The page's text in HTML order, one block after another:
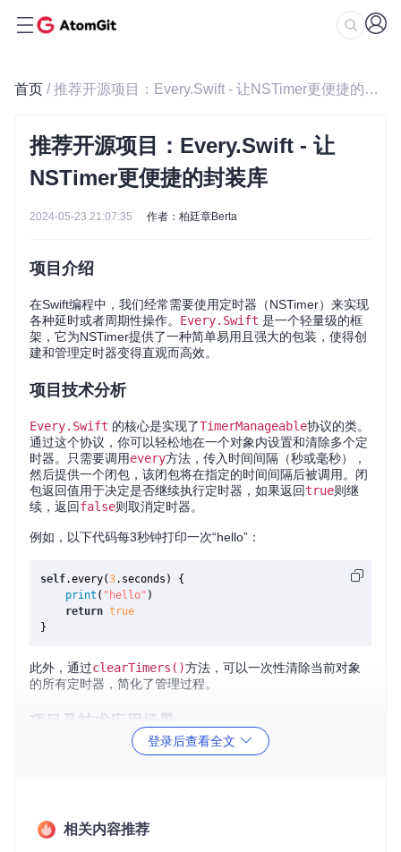
首页 / 推荐开源项目：Every.Swift - 让NSTimer更便捷的封装库
推荐开源项目：Every.Swift - 让
NSTimer更便捷的封装库
2024-05-23 21:07:35 作者：柏廷章Berta
项目介绍
在Swift编程中，我们经常需要使用定时器（NSTimer）来实现
各种延时或者周期性操作。 Every.Swift 是一个轻量级的框
架，它为NSTimer提供了一种简单易用且强大的包装，使得创
建和管理定时器变得直观而高效。
项目技术分析
Every.Swift 的核心是实现了TimerManageable协议的类。
通过这个协议，你可以轻松地在一个对象内设置和清除多个定
时器。只需要调用every方法，传入时间间隔（秒或毫秒），
然后提供一个闭包，该闭包将在指定的时间间隔后被调用。闭
包返回值用于决定是否继续执行定时器，如果返回true则继
续，返回false则取消定时器。
例如，以下代码每3秒钟打印一次“hello”：
self.every(3.seconds) {
print ( "hello" )
return true
此外，通过clearTimers()方法，可以一次性清除当前对象
的所有定时器，简化了管理过程。
项目及技术应用场景
可广泛应用于各种需要定时触发的场景：
用户提示：如倒计时功能，定时提醒用户完成某个操作。
性能监控：定期检查系统状态并记录日志。
登录后查看全文
相关内容推荐